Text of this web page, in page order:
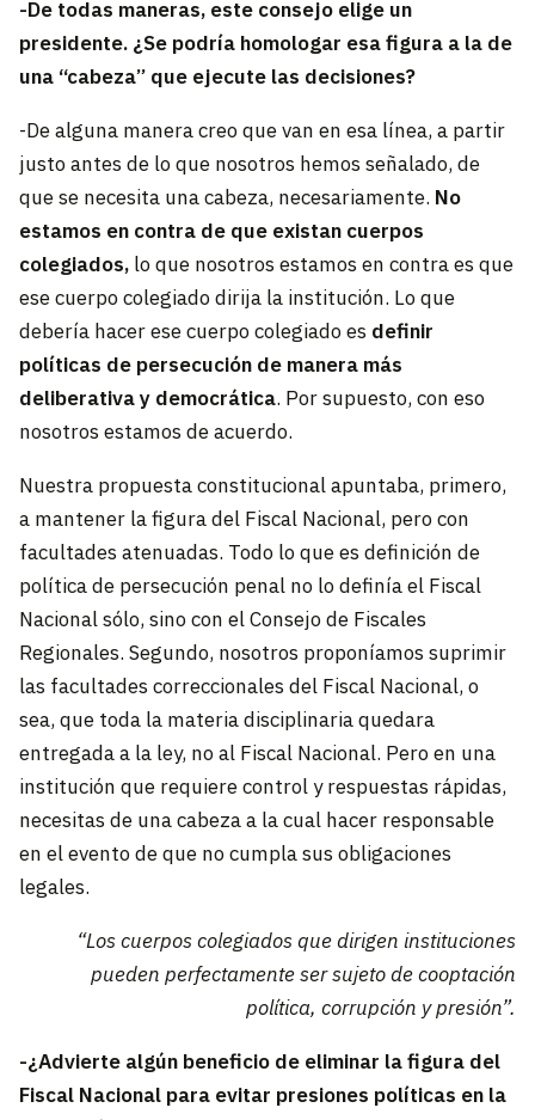
-De todas maneras, este consejo elige un
presidente. ¿Se podría homologar esa figura a la de
una “cabeza” que ejecute las decisiones?
-De alguna manera creo que van en esa línea, a partir
justo antes de lo que nosotros hemos señalado, de
que se necesita una cabeza, necesariamente. No
estamos en contra de que existan cuerpos
colegiados,lo que nosotros estamos en contra es que
ese cuerpo colegiado dirija la institución. Lo que
debería hacer ese cuerpo colegiado es definir
políticas de persecución de manera más
deliberativa y democrática. Por supuesto, con eso
nosotros estamos de acuerdo.
Nuestra propuesta constitucional apuntaba, primero,
a mantener la figura del Fiscal Nacional, pero con
facultades atenuadas. Todo lo que es definición de
política de persecución penal no lo definía el Fiscal
Nacional sólo, sino con el Consejo de Fiscales
Regionales. Segundo, nosotros proponíamos suprimir
las facultades correccionales del Fiscal Nacional, o
sea, que toda la materia disciplinaria quedara
entregada a la ley, no al Fiscal Nacional. Pero en una
institución que requiere control y respuestas rápidas,
necesitas de una cabeza a la cual hacer responsable
en el evento de que no cumpla sus obligaciones
legales.
“Los cuerpos colegiados que dirigen instituciones
pueden perfectamente ser sujeto de cooptación
política, corrupción y presión”.
-¿Advierte algún beneficio de eliminar la figura del
Fiscal Nacional para evitar presiones políticas en la